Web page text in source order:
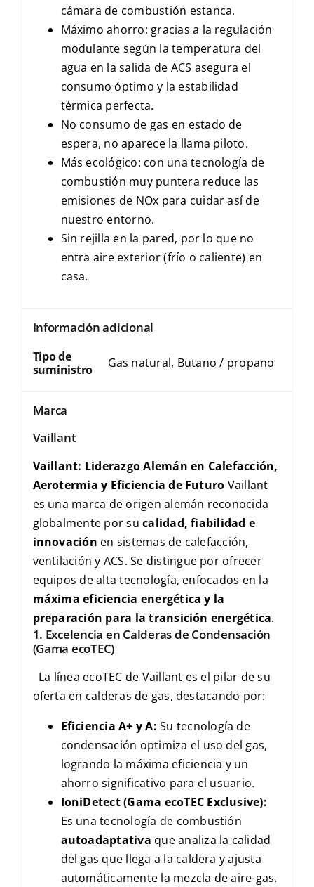
cámara de combustión estanca.
Máximo ahorro: gracias a la regulación
modulante según la temperatura del
agua en la salida de ACS asegura el
consumo óptimo y la estabilidad
térmica perfecta.
No consumo de gas en estado de
espera, no aparece la llama piloto.
Más ecológico: con una tecnología de
combustión muy puntera reduce las
emisiones de NOx para cuidar así de
nuestro entorno.
Sin rejilla en la pared, por lo que no
entra aire exterior (frío o caliente) en
casa.
Información adicional
Tipo de
suministro
Gas natural, Butano / propano
Marca
Vaillant
Vaillant: Liderazgo Alemán en Calefacción,
Aerotermia y Eficiencia de Futuro Vaillant
es una marca de origen alemán reconocida
globalmente por sucalidad, fiabilidad e
innovación en sistemas de calefacción,
ventilación y ACS. Se distingue por ofrecer
equipos de alta tecnología, enfocados en la
máxima eficiencia energética y la
preparación para la transición energética.
1. Excelencia en Calderas de Condensación
(Gama ecoTEC)
La línea ecoTEC de Vaillant es el pilar de su
oferta en calderas de gas, destacando por:
EficienciaA+ yA: Su tecnología de
condensación optimiza el uso del gas,
logrando la máxima eficiencia y un
ahorro significativo para el usuario.
IoniDetect(Gama ecoTEC Exclusive):
Es una tecnología de combustión
autoadaptativa que analiza la calidad
del gas que llega a la caldera y ajusta
automáticamente la mezcla de aire-gas.